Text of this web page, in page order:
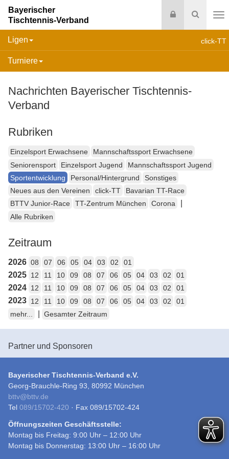
Suche
Login
Bayerischer
Tischtennis-Verband
click-TT
Ligen
Turniere
Nachrichten Bayerischer Tischtennis-
Verband
Rubriken
Einzelsport Erwachsene
Mannschaftssport Erwachsene
Seniorensport
Einzelsport Jugend
Mannschaftssport Jugend
Sportentwicklung
Personal/Hintergrund
Sonstiges
Neues aus den Vereinen
click-TT
Bavarian TT-Race
BTTV Junior-Race
TT-Zentrum München Corona
Alle Rubriken
Zeitraum
2026 08 07 06 05 04 03 02 01
2025 12 11 10 09 08 07 06 05 04 03 02 01
2024 12 11 10 09 08 07 06 05 04 03 02 01
2023 12 11 10 09 08 07 06 05 04 03 02
01
mehr...
Gesamter Zeitraum
Partner und Sponsoren
Bayerischer Tischtennis-Verband e.V.
Georg-Brauchle-Ring 93, 80992 München
bttv@bttv.de
Tel 089/15702-420 · Fax 089/15702-424
Öffnungszeiten Geschäftsstelle:
Montag bis Freitag: 9:00 Uhr – 12:00 Uhr
Montag bis Donnerstag: 13:00 Uhr – 16:00 Uhr